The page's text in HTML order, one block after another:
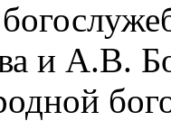
и А.В.